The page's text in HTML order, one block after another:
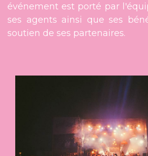
événement est porté par
ses agents ainsi que ses
soutien de ses partenaires.